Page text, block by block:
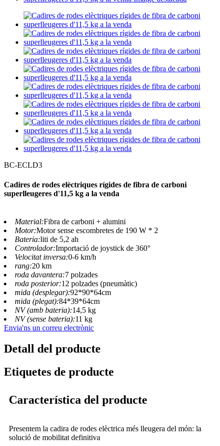
BC-ECLD3
Cadires de rodes elèctriques rígides de fibra de carboni
superlleugeres d'11,5 kg a la venda
Material:Fibra de carboni + alumini
Motor:Motor sense escombretes de 190 W * 2
Bateria:liti de 5,2 ah
Controlador:Importació de joystick de 360°
Velocitat inversa:0-6 km/h
rang:20 km
roda davantera:7 polzades
roda posterior:12 polzades (pneumàtic)
mida (desplegar):92*90*64cm
mida (plegat):84*39*64cm
NV (amb bateria):14,5 kg
NV (sense bateria):11 kg
Envia'ns un correu electrònic
Detall del producte
Etiquetes de producte
Característica del producte
Presentem la cadira de rodes elèctrica més lleugera del món: la
solució de mobilitat definitiva